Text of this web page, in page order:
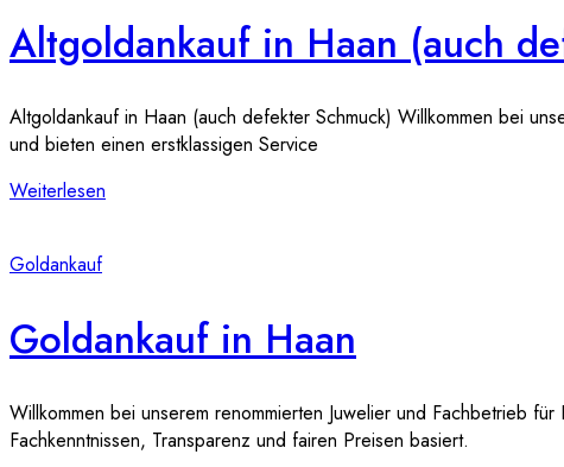
Altgoldankauf in Haan (auch
Altgoldankauf in Haan (auch defekter Schmuck) Willkommen bei
und bieten einen erstklassigen Service
Weiterlesen
Goldankauf
Goldankauf in Haan
Willkommen bei unserem renommierten Juwelier und Fachbetrieb
Fachkenntnissen, Transparenz und fairen Preisen basiert.